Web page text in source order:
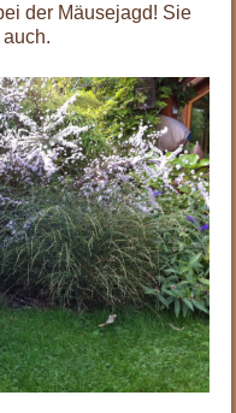
der Mäusejagd! Sie